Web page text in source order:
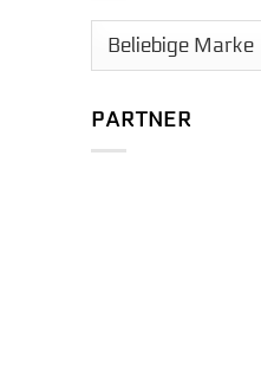
PARTNER